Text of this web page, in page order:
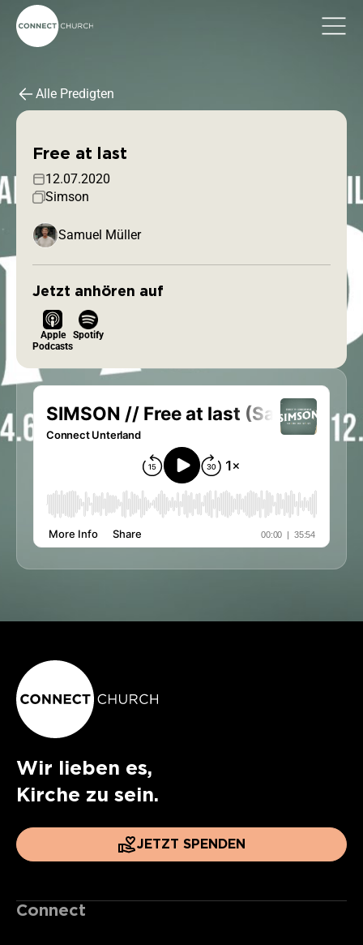
Alle Predigten
Free at last
12.07.2020
Simson
Samuel Müller
Jetzt anhören auf
Apple
Podcasts
Spotify
Wir lieben es,
Kirche zu sein.
JETZT SPENDEN
Connect